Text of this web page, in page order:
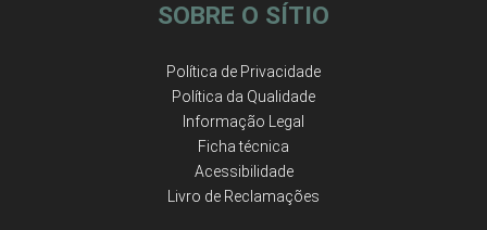
SOBRE O SÍTIO
Política de Privacidade
Política da Qualidade
Informação Legal
Ficha técnica
Acessibilidade
Livro de Reclamações